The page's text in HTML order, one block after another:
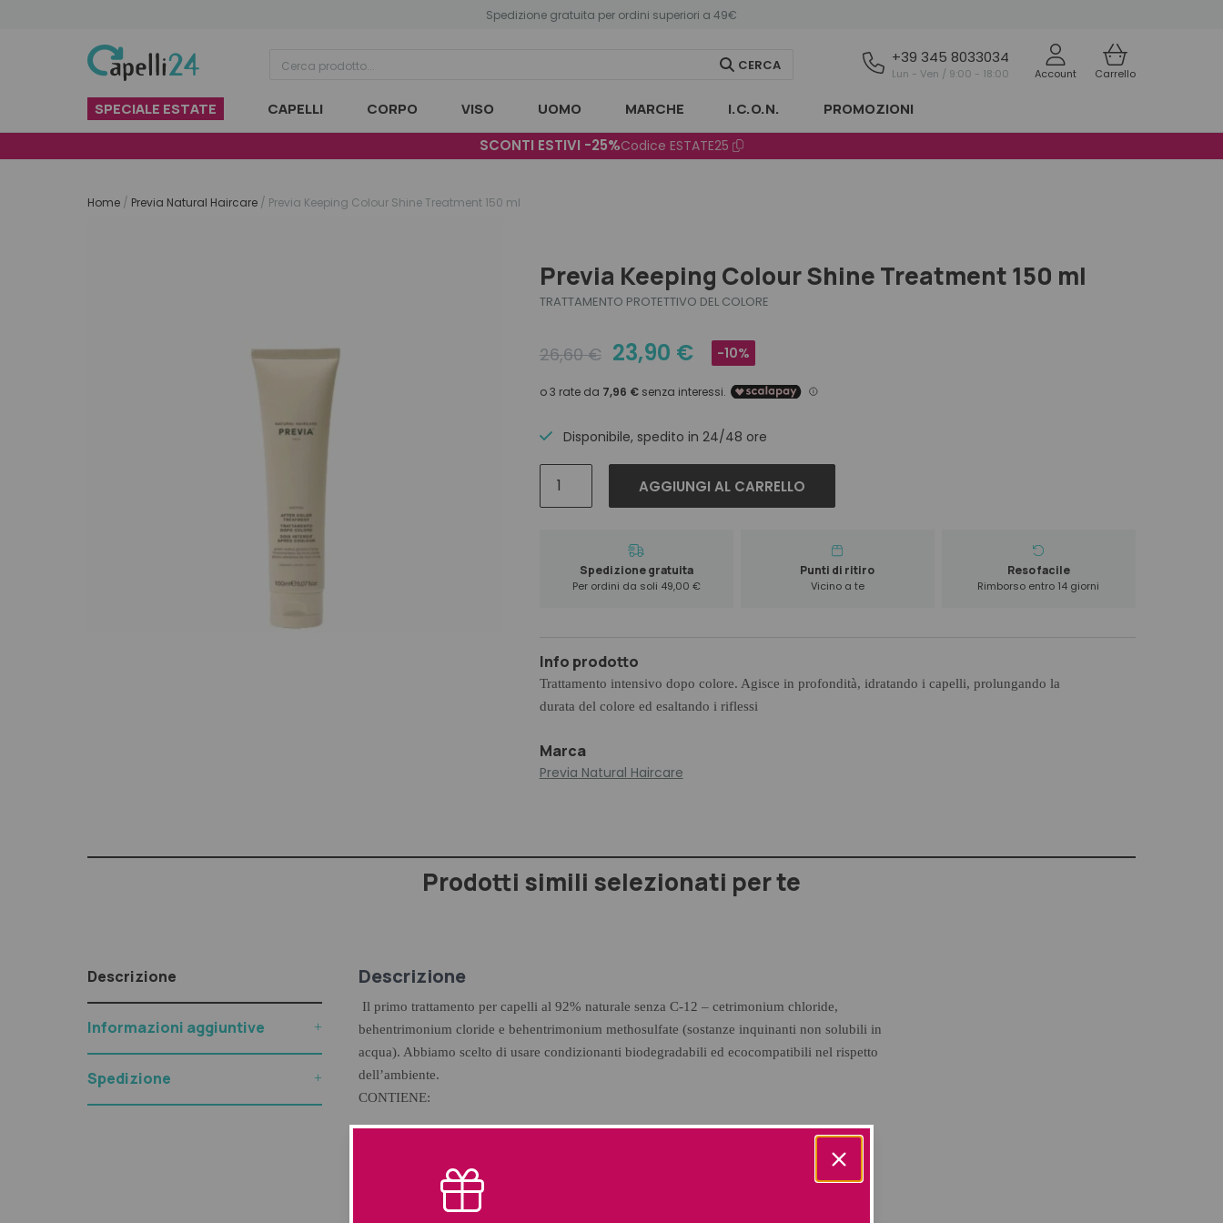
Spedizione gratuita per ordini superiori a 49€
CERCA +39 345 8033034
Lun - Ven / 9:00 - 18:00 Account Carrello
SPECIALE ESTATE CAPELLI CORPO VISO UOMO MARCHE I.C.O.N.
PROMOZIONI
SCONTI ESTIVI -25%Codice ESTATE25
Home / Previa Natural Haircare / Previa Keeping Colour Shine Treatment 150 ml
Previa Keeping Colour Shine Treatment 150 ml
TRATTAMENTO PROTETTIVO DEL COLORE
26,60€
Original
price
26,60 €.
23,90 €
Current
price
23,90 €.
-10%
Disponibile, spedito in 24/48 ore
Keeping
Treatment
AGGIUNGI AL CARRELLO
Spedizione gratuita
Per ordini da soli 49,00 €
Punti di ritiro
Vicino a te
Reso facile
Rimborso entro 14 giorni
Info prodotto
Trattamento intensivo dopo colore. Agisce in profondità, idratando i capelli, prolungando la
durata del colore ed esaltando i riflessi
Marca
Previa Natural Haircare
Prodotti simili selezionati per te
Descrizione
Informazioni aggiuntive
Spedizione
Descrizione
Il primo trattamento per capelli al 92% naturale senza C-12 – cetrimonium chloride,
behentrimonium cloride e behentrimonium methosulfate (sostanze inquinanti non solubili in
acqua). Abbiamo scelto di usare condizionanti biodegradabili ed ecocompatibili nel rispetto
dell’ambiente.
CONTIENE:
I fenoli ad alto peso molecolare di cui è ricco questo fitocomplesso creano sul capello una
struttura reticolare a base di proteine, fornendo protezione antiossidante e proteggendo il
colore anche dopo il risciacquo.